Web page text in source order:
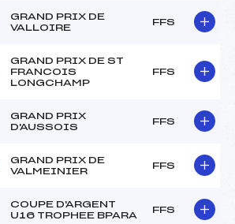
GRAND PRIX DE
VALLOIRE
FFS
GRAND PRIX DE ST
FRANCOIS
LONGCHAMP
FFS
GRAND PRIX
D'AUSSOIS
FFS
GRAND PRIX DE
VALMEINIER
FFS
COUPE D'ARGENT
U16 TROPHEE BPARA
FFS